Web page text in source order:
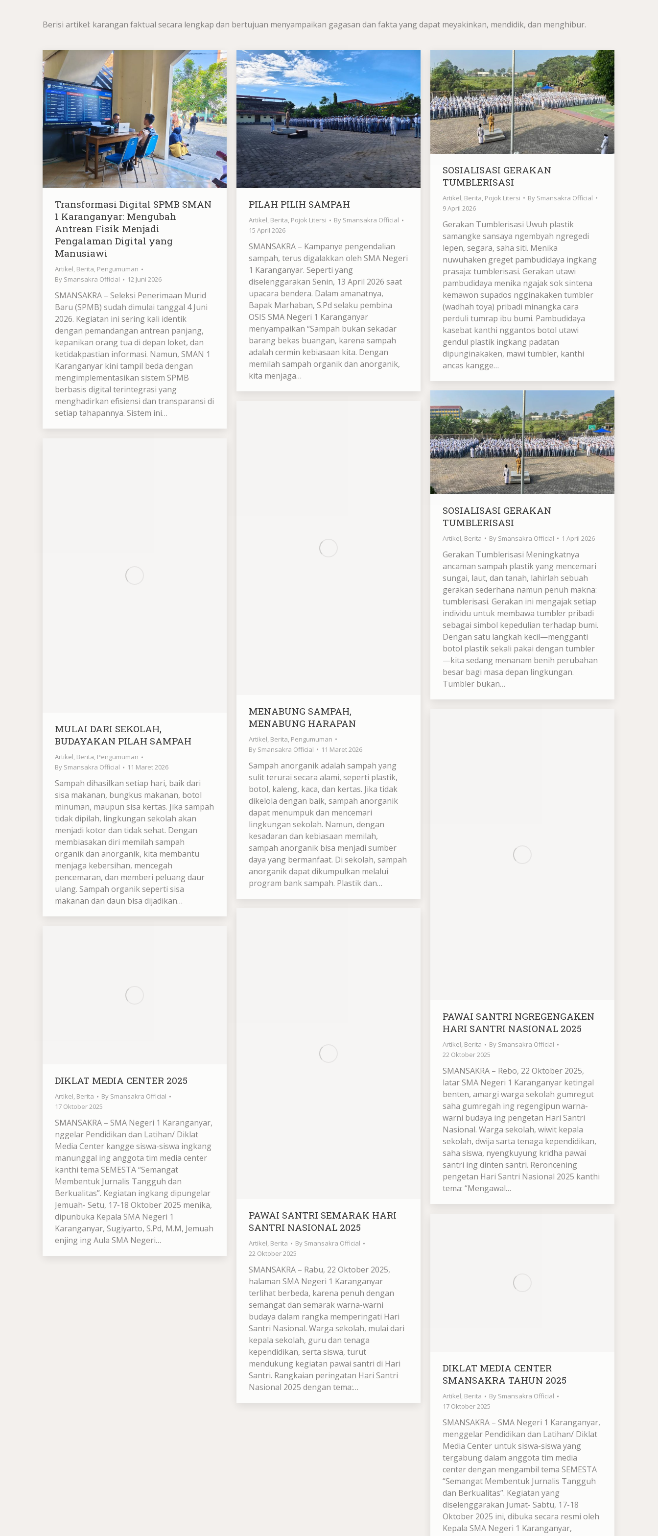
Berisi artikel: karangan faktual secara lengkap dan bertujuan menyampaikan gagasan dan fakta yang dapat meyakinkan, mendidik, dan menghibur.
Transformasi Digital SPMB SMAN
1 Karanganyar: Mengubah
Antrean Fisik Menjadi
Pengalaman Digital yang
Manusiawi
Artikel, Berita, Pengumuman
By Smansakra Official 12 Juni 2026
SMANSAKRA – Seleksi Penerimaan Murid
Baru (SPMB) sudah dimulai tanggal 4 Juni
2026. Kegiatan ini sering kali identik
dengan pemandangan antrean panjang,
kepanikan orang tua di depan loket, dan
ketidakpastian informasi. Namun, SMAN 1
Karanganyar kini tampil beda dengan
mengimplementasikan sistem SPMB
berbasis digital terintegrasi yang
menghadirkan efisiensi dan transparansi di
setiap tahapannya. Sistem ini…
PILAH PILIH SAMPAH
Artikel, Berita, Pojok Litersi By Smansakra Official
15 April 2026
SMANSAKRA – Kampanye pengendalian
sampah, terus digalakkan oleh SMA Negeri
1 Karanganyar. Seperti yang
diselenggarakan Senin, 13 April 2026 saat
upacara bendera. Dalam amanatnya,
Bapak Marhaban, S.Pd selaku pembina
OSIS SMA Negeri 1 Karanganyar
menyampaikan “Sampah bukan sekadar
barang bekas buangan, karena sampah
adalah cermin kebiasaan kita. Dengan
memilah sampah organik dan anorganik,
kita menjaga…
SOSIALISASI GERAKAN
TUMBLERISASI
Artikel, Berita, Pojok Litersi By Smansakra Official
9 April 2026
Gerakan Tumblerisasi Uwuh plastik
samangke sansaya ngembyah ngregedi
lepen, segara, saha siti. Menika
nuwuhaken greget pambudidaya ingkang
prasaja: tumblerisasi. Gerakan utawi
pambudidaya menika ngajak sok sintena
kemawon supados ngginakaken tumbler
(wadhah toya) pribadi minangka cara
perduli tumrap ibu bumi. Pambudidaya
kasebat kanthi nggantos botol utawi
gendul plastik ingkang padatan
dipunginakaken, mawi tumbler, kanthi
ancas kangge…
SOSIALISASI GERAKAN
TUMBLERISASI
Artikel, Berita By Smansakra Official 1 April 2026
Gerakan Tumblerisasi Meningkatnya
ancaman sampah plastik yang mencemari
sungai, laut, dan tanah, lahirlah sebuah
gerakan sederhana namun penuh makna:
tumblerisasi. Gerakan ini mengajak setiap
individu untuk membawa tumbler pribadi
sebagai simbol kepedulian terhadap bumi.
Dengan satu langkah kecil—mengganti
botol plastik sekali pakai dengan tumbler
—kita sedang menanam benih perubahan
besar bagi masa depan lingkungan.
Tumbler bukan…
MENABUNG SAMPAH,
MENABUNG HARAPAN
Artikel, Berita, Pengumuman
By Smansakra Official 11 Maret 2026
Sampah anorganik adalah sampah yang
sulit terurai secara alami, seperti plastik,
botol, kaleng, kaca, dan kertas. Jika tidak
dikelola dengan baik, sampah anorganik
dapat menumpuk dan mencemari
lingkungan sekolah. Namun, dengan
kesadaran dan kebiasaan memilah,
sampah anorganik bisa menjadi sumber
daya yang bermanfaat. Di sekolah, sampah
anorganik dapat dikumpulkan melalui
program bank sampah. Plastik dan…
MULAI DARI SEKOLAH,
BUDAYAKAN PILAH SAMPAH
Artikel, Berita, Pengumuman
By Smansakra Official 11 Maret 2026
Sampah dihasilkan setiap hari, baik dari
sisa makanan, bungkus makanan, botol
minuman, maupun sisa kertas. Jika sampah
tidak dipilah, lingkungan sekolah akan
menjadi kotor dan tidak sehat. Dengan
membiasakan diri memilah sampah
organik dan anorganik, kita membantu
menjaga kebersihan, mencegah
pencemaran, dan memberi peluang daur
ulang. Sampah organik seperti sisa
makanan dan daun bisa dijadikan…
PAWAI SANTRI NGREGENGAKEN
HARI SANTRI NASIONAL 2025
Artikel, Berita By Smansakra Official
22 Oktober 2025
SMANSAKRA – Rebo, 22 Oktober 2025,
latar SMA Negeri 1 Karanganyar ketingal
benten, amargi warga sekolah gumregut
saha gumregah ing regengipun warna-
warni budaya ing pengetan Hari Santri
Nasional. Warga sekolah, wiwit kepala
sekolah, dwija sarta tenaga kependidikan,
saha siswa, nyengkuyung kridha pawai
santri ing dinten santri. Reroncening
pengetan Hari Santri Nasional 2025 kanthi
tema: “Mengawal…
PAWAI SANTRI SEMARAK HARI
SANTRI NASIONAL 2025
Artikel, Berita By Smansakra Official
22 Oktober 2025
SMANSAKRA – Rabu, 22 Oktober 2025,
halaman SMA Negeri 1 Karanganyar
terlihat berbeda, karena penuh dengan
semangat dan semarak warna-warni
budaya dalam rangka memperingati Hari
Santri Nasional. Warga sekolah, mulai dari
kepala sekolah, guru dan tenaga
kependidikan, serta siswa, turut
mendukung kegiatan pawai santri di Hari
Santri. Rangkaian peringatan Hari Santri
Nasional 2025 dengan tema:…
DIKLAT MEDIA CENTER 2025
Artikel, Berita By Smansakra Official
17 Oktober 2025
SMANSAKRA – SMA Negeri 1 Karanganyar,
nggelar Pendidikan dan Latihan/ Diklat
Media Center kangge siswa-siswa ingkang
manunggal ing anggota tim media center
kanthi tema SEMESTA “Semangat
Membentuk Jurnalis Tangguh dan
Berkualitas”. Kegiatan ingkang dipungelar
Jemuah- Setu, 17-18 Oktober 2025 menika,
dipunbuka Kepala SMA Negeri 1
Karanganyar, Sugiyarto, S.Pd, M.M, Jemuah
enjing ing Aula SMA Negeri…
DIKLAT MEDIA CENTER
SMANSAKRA TAHUN 2025
Artikel, Berita By Smansakra Official
17 Oktober 2025
SMANSAKRA – SMA Negeri 1 Karanganyar,
menggelar Pendidikan dan Latihan/ Diklat
Media Center untuk siswa-siswa yang
tergabung dalam anggota tim media
center dengan mengambil tema SEMESTA
“Semangat Membentuk Jurnalis Tangguh
dan Berkualitas”. Kegiatan yang
diselenggarakan Jumat- Sabtu, 17-18
Oktober 2025 ini, dibuka secara resmi oleh
Kepala SMA Negeri 1 Karanganyar,